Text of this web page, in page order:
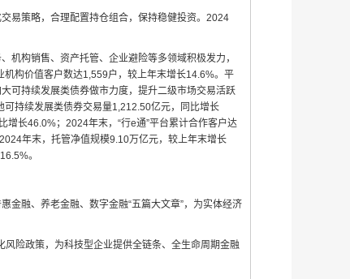
易策略，合理配置持仓组合，保持稳健投资。2024
机构销售、资产托管、企业避险等多领域积极发力，
构价值客户数达1,559户，较上年末增长14.6%。平
可持续发展类债券做市力度，提升二级市场交易活跃
持续发展类债券交易量1,212.50亿元，同比增长
长46.0%；2024年末，“行e通”平台累计合作客户达
年末，托管净值规模9.10万亿元，较上年末增长
。
金融、养老金融、数字金融“五篇大文章”，为实体经济
风险政策，为科技型企业提供全链条、全生命周期金融